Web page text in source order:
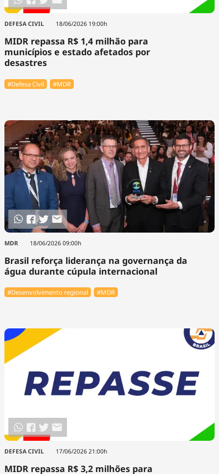
DEFESA CIVIL 18/06/2026 19:00h
MIDR repassa R$ 1,4 milhão para
municípios e estado afetados por
desastres
#Defesa Civil #MDR
MDR 18/06/2026 09:00h
Brasil reforça liderança na governança da
água durante cúpula internacional
#Desenvolvimento regional #MDR
DEFESA CIVIL 17/06/2026 21:00h
MIDR repassa R$ 3,2 milhões para